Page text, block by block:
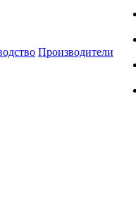
Производители